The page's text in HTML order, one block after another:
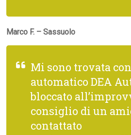
Marco F. – Sassuolo
Mi sono trovata
automatico DEA
bloccato
consiglio di un
contattato